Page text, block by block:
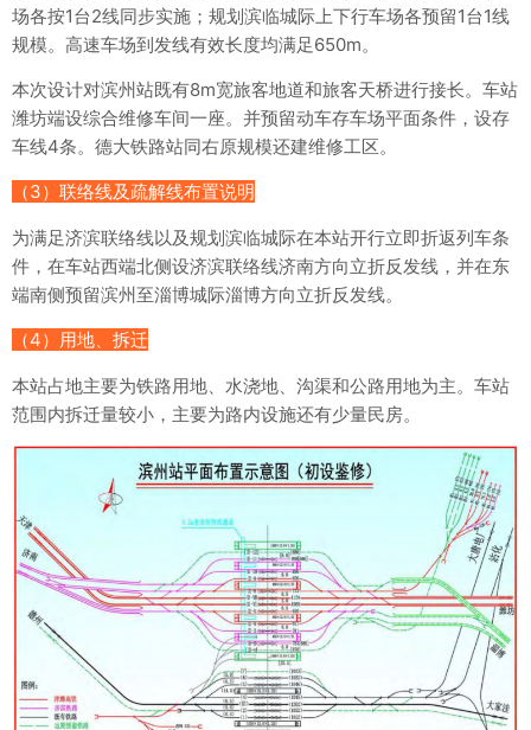
场各按1台2线同步实施；规划滨临城际上下行车场各预留1台1线
规模。高速车场到发线有效长度均满足650m。
本次设计对滨州站既有8m宽旅客地道和旅客天桥进行接长。车站
潍坊端设综合维修车间一座。并预留动车存车场平面条件，设存
车线4条。德大铁路站同右原规模还建维修工区。
（3）联络线及疏解线布置说明
为满足济滨联络线以及规划滨临城际在本站开行立即折返列车条
件，在车站西端北侧设济滨联络线济南方向立折反发线，并在东
端南侧预留滨州至淄博城际淄博方向立折反发线。
（4）用地、拆迁
本站占地主要为铁路用地、水浇地、沟渠和公路用地为主。车站
范围内拆迁量较小，主要为路内设施还有少量民房。